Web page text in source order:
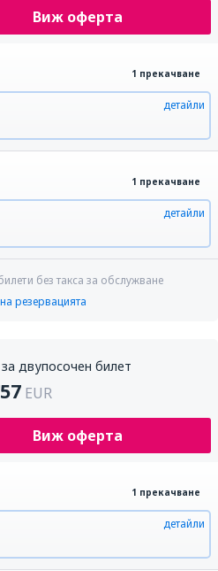
Виж оферта
1 прекачване
детайли
1 прекачване
детайли
без такса за обслужване
резервацията
двупосочен билет
EUR
Виж оферта
1 прекачване
детайли